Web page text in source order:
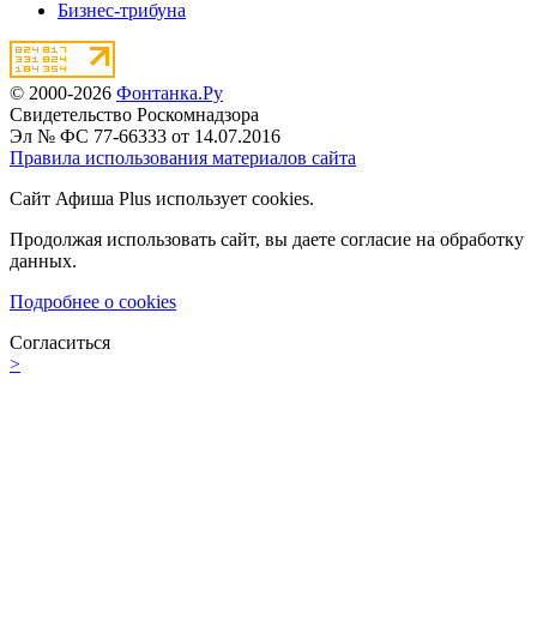
Бизнес-трибуна
© 2000-2026 Фонтанка.Ру
Свидетельство Роскомнадзора
Эл № ФС 77-66333 от 14.07.2016
Правила использования материалов сайта
Сайт Афиша Plus использует cookies.
Продолжая использовать сайт, вы даете согласие на обработку
данных.
Подробнее о cookies
Согласиться
>